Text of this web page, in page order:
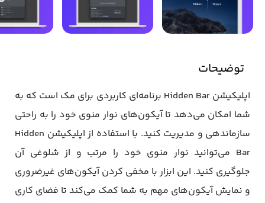
توضیحات
اپلیکیشن Hidden Bar برنامه‌ای کاربردی برای مک است که به
شما امکان می‌دهد تا آیکون‌های نوار منوی خود را به ‌راحتی
سازماندهی و مدیریت کنید. با استفاده از اپلیکیشن Hidden
Bar می‌توانید نوار منوی خود را مرتب و از شلوغی آن
جلوگیری کنید. این ابزار با مخفی کردن آیکون‌های غیرضروری
و نمایش آیکون‌های مهم به شما کمک می‌کند تا فضای کاری